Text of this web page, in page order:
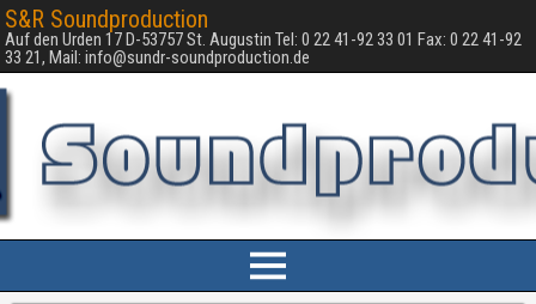
S&R Soundproduction
Auf den Urden 17 D-53757 St. Augustin Tel: 0 22 41-92 33 01 Fax: 0 22 41-92
33 21, Mail: info@sundr-soundproduction.de